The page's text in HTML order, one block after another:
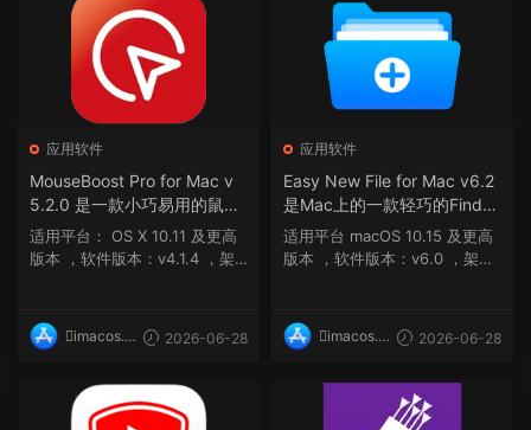
应用软件
MouseBoost Pro for Mac v
5.2.0 是一款小巧易用的鼠标
增强工具
适用平台： OS X 10.11 及更高
版本 ，软件版本：v4.1.4 ，架
imacos.t
2026-06-28
应用软件
Easy New File for Mac v6.2
是Mac上的一款轻巧的Finder
扩展程序
适用平台 macOS 10.15 及更高
版本 ，软件版本：v6.0 ，架
imacos.t
2026-06-28